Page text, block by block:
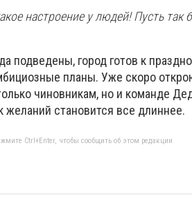
настроение у людей! Пусть так
подведены, город готов к
планы. Уже скоро
чиновникам, но и команде
желаний становится все длиннее.
Ctrl+Enter, чтобы сообщить об этом редакции